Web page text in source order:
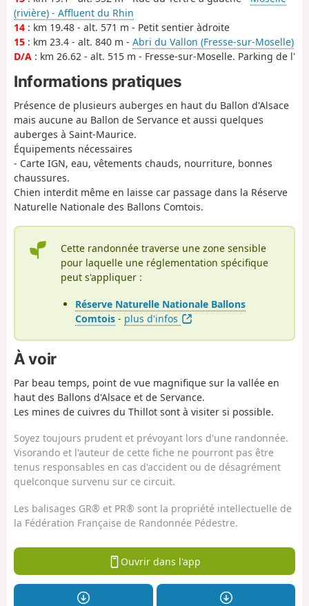
(rivière) - Affluent du Rhin
14 : km 19.48 - alt. 571 m - Petit sentier àdroite
15 : km 23.4 - alt. 840 m - Abri du Vallon (Fresse-sur-Moselle)
D/A : km 26.62 - alt. 515 m - Fresse-sur-Moselle. Parking de l'
Informations pratiques
Présence de plusieurs auberges en haut du Ballon d'Alsace
mais aucune au Ballon de Servance et aussi quelques
auberges à Saint-Maurice.
Équipements nécessaires
- Carte IGN, eau, vêtements chauds, nourriture, bonnes
chaussures.
Chien interdit même en laisse car passage dans la Réserve
Naturelle Nationale des Ballons Comtois.
Cette randonnée traverse une zone sensible
pour laquelle une réglementation spécifique
peut s'appliquer :
Réserve Naturelle Nationale Ballons
Comtois - plus d'infos
À voir
Par beau temps, point de vue magnifique sur la vallée en
haut des Ballons d'Alsace et de Servance.
Les mines de cuivres du Thillot sont à visiter si possible.
Soyez toujours prudent et prévoyant lors d'une randonnée.
Visorando et l'auteur de cette fiche ne pourront pas être
tenus responsables en cas d'accident ou de désagrément
quelconque survenu sur ce circuit.
Les balisages GR® et PR® sont la propriété intellectuelle de
la Fédération Française de Randonnée Pédestre.
Ouvrir dans l'app